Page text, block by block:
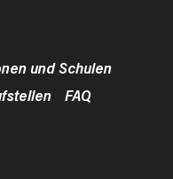
und Schulen
FAQ